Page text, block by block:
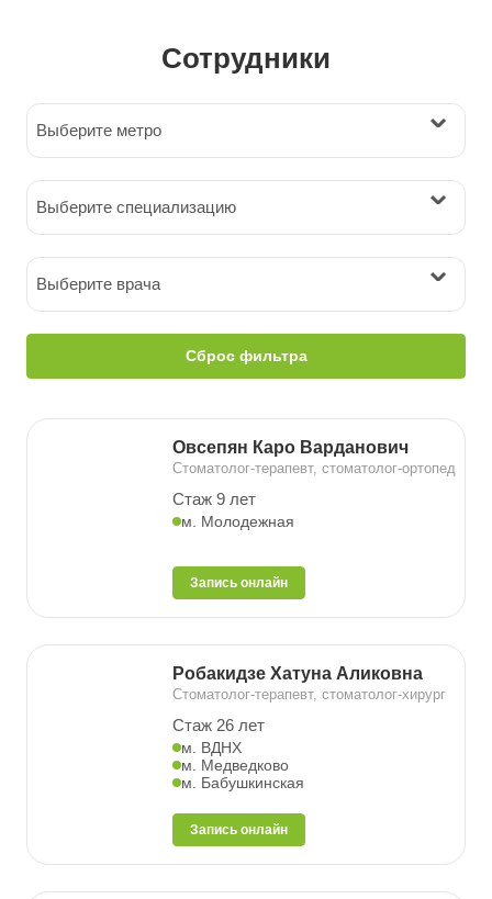
Сотрудники
Выберите метро
Выберите специализацию
Выберите врача
Сброс фильтра
Овсепян Каро Варданович
Стоматолог-терапевт, стоматолог-ортопед
Стаж 9 лет
м. Молодежная
Запись онлайн
Робакидзе Хатуна Аликовна
Стоматолог-терапевт, стоматолог-хирург
Стаж 26 лет
м. ВДНХ
м. Медведково
м. Бабушкинская
Запись онлайн